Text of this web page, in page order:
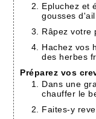
Epluchez et
gousses d'ail.
Râpez votre
Hachez vos
des herbes
Préparez vos
Dans une
chauffer le
Faites-y